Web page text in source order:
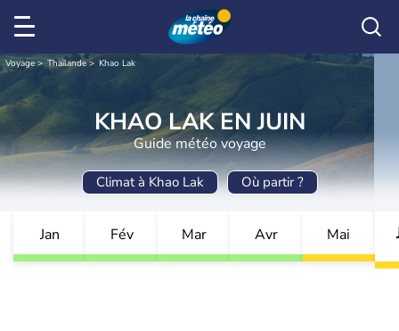
Voyage Thaïlande Khao Lak
KHAO LAK EN JUIN
Guide météo voyage
Climat à Khao Lak Où partir ?
Jan Fév Mar Avr Mai